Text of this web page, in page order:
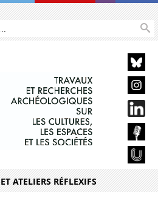
ATELIERS RÉFLEXIFS